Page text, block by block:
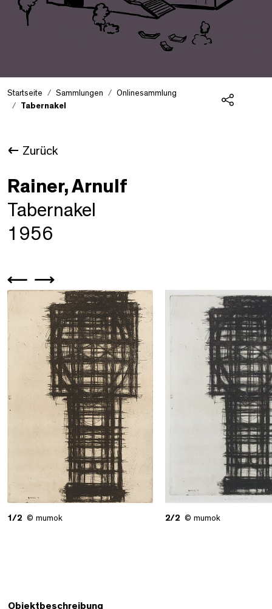
Startseite Sammlungen
Onlinesammlung
Tabernakel
Zurück
Rainer, Arnulf
Tabernakel
1956
1/2 © mumok 2/2 © mumok
Objektbeschreibung